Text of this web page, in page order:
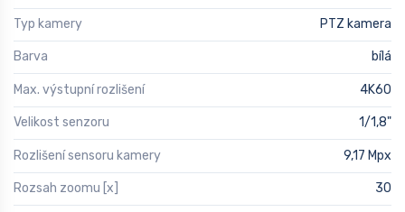
Typ kamery PTZ kamera
Barva bílá
Max. výstupní rozlišení 4K60
Velikost senzoru 1/1,8"
Rozlišení sensoru kamery 9,17 Mpx
Rozsah zoomu [x] 30